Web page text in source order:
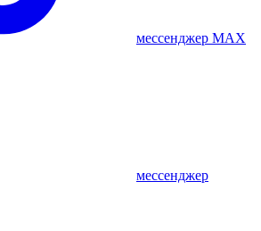
мессенджер MAX
мессенджер